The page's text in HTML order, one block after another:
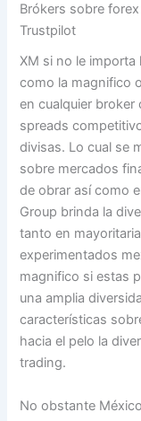
Brókers sobre
Trustpilot
XM si no le importa
como la magnifico
en cualquier
spreads
divisas. Lo cual se
sobre mercados
de obrar así­ como
Group brinda la
tanto en
experimentados
magnifico si estas
una amplia
características
hacia el pelo la
trading.
No obstante